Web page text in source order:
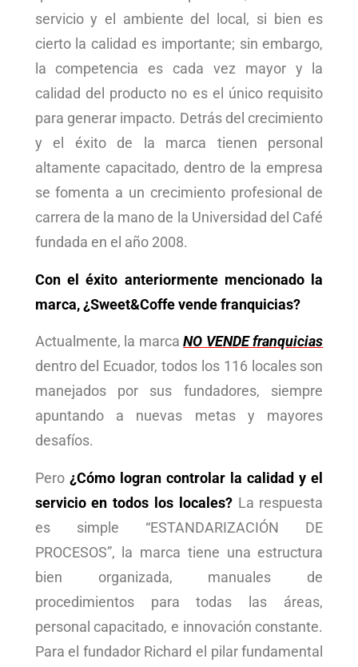
servicio y el ambiente del local, si bien es
cierto la calidad es importante; sin embargo,
la competencia es cada vez mayor y la
calidad del producto no es el único requisito
para generar impacto. Detrás del crecimiento
y el éxito de la marca tienen personal
altamente capacitado, dentro de la empresa
se fomenta a un crecimiento profesional de
carrera de la mano de la Universidad del Café
fundada en el año 2008.
Con el éxito anteriormente mencionado la
marca, ¿Sweet&Coffe vende franquicias?
Actualmente, la marcaNO VENDE franquicias
dentro del Ecuador, todos los 116 locales son
manejados por sus fundadores, siempre
apuntando a nuevas metas y mayores
desafíos.
Pero ¿Cómo logran controlar la calidad y el
servicio en todos los locales?La respuesta
es simple “ESTANDARIZACIÓN DE
PROCESOS”, la marca tiene una estructura
bien organizada, manuales de
procedimientos para todas las áreas,
personal capacitado, e innovación constante.
Para el fundador Richard el pilar fundamental